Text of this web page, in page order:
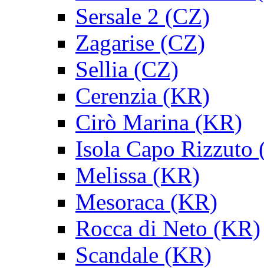
Sersale 2 (CZ)
Zagarise (CZ)
Sellia (CZ)
Cerenzia (KR)
Cirò Marina (KR)
Isola Capo Rizzuto
Melissa (KR)
Mesoraca (KR)
Rocca di Neto (KR)
Scandale (KR)